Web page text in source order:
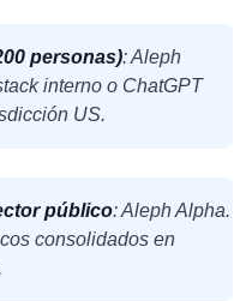
personas): Aleph
interno o ChatGPT
US.
público: Aleph Alpha.
consolidados en